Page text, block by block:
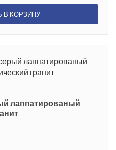
В КОРЗИНУ
лаппатированый